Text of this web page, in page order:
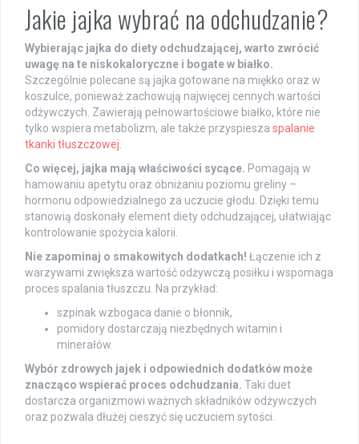
Jakie jajka wybrać na odchudzanie?
Wybierając jajka do diety odchudzającej, warto zwrócić
uwagę na te niskokaloryczne i bogate w białko.
Szczególnie polecane są jajka gotowane na miękko oraz w
koszulce, ponieważ zachowują najwięcej cennych wartości
odżywczych. Zawierają pełnowartościowe białko, które nie
tylko wspiera metabolizm, ale także przyspiesza spalanie
tkanki tłuszczowej.
Co więcej, jajka mają właściwości sycące. Pomagają w
hamowaniu apetytu oraz obniżaniu poziomu greliny –
hormonu odpowiedzialnego za uczucie głodu. Dzięki temu
stanowią doskonały element diety odchudzającej, ułatwiając
kontrolowanie spożycia kalorii.
Nie zapominaj o smakowitych dodatkach! Łączenie ich z
warzywami zwiększa wartość odżywczą posiłku i wspomaga
proces spalania tłuszczu. Na przykład:
szpinak wzbogaca danie o błonnik,
pomidory dostarczają niezbędnych witamin i
minerałów.
Wybór zdrowych jajek i odpowiednich dodatków może
znacząco wspierać proces odchudzania. Taki duet
dostarcza organizmowi ważnych składników odżywczych
oraz pozwala dłużej cieszyć się uczuciem sytości.